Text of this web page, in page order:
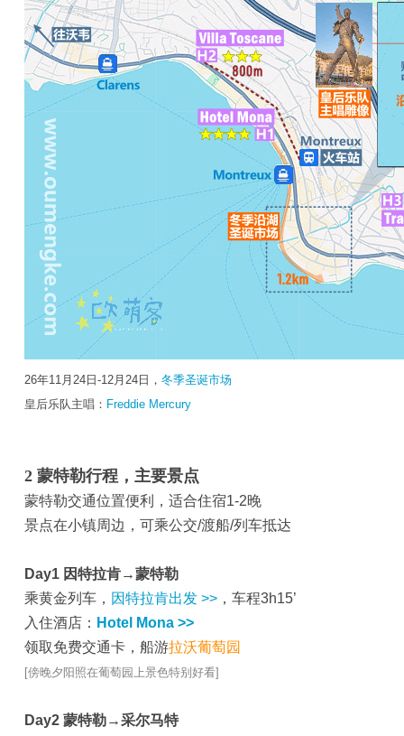
26年11月24日-12月24日， 冬季圣诞市场
皇后乐队主唱： Freddie Mercury
2 蒙特勒行程，主要景点
蒙特勒交通位置便利，适合住宿1-2晚
景点在小镇周边，可乘公交/渡船/列车抵达
Day1 因特拉肯→蒙特勒
乘黄金列车， 因特拉肯出发 >> ，车程3h15’
入住酒店： Hotel Mona >>
领取免费交通卡，船游拉沃葡萄园
[傍晚夕阳照在葡萄园上景色特别好看]
Day2 蒙特勒→采尔马特